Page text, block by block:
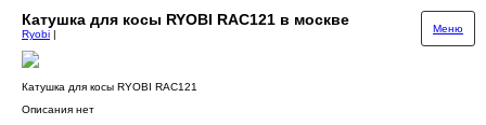
Катушка для косы RYOBI RAC121 в москве
Меню
Ryobi |
Катушка для косы RYOBI RAC121
Описания нет